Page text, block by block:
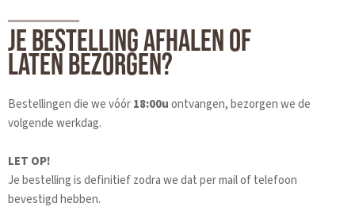
JE BESTELLING AFHALEN OF
LATEN BEZORGEN?
Bestellingen die we vóór18:00uontvangen, bezorgen we de
volgende werkdag.
LET OP!
Je bestelling is definitief zodra we dat per mail of telefoon
bevestigd hebben.